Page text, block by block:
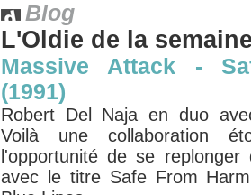
Blog
L'Oldie de la
Massive Attack -
(1991)
Robert Del Naja en duo
Voilà une collaboration
l'opportunité de se replonger
avec le titre Safe From